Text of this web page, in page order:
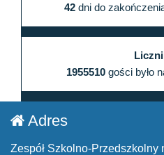
42 dni do
1955510gości było
Adres
Zespół Szkolno-Przedszkolny